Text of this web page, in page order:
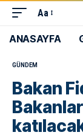
Aa
ANASAYFA
GÜNDEM
Bakan